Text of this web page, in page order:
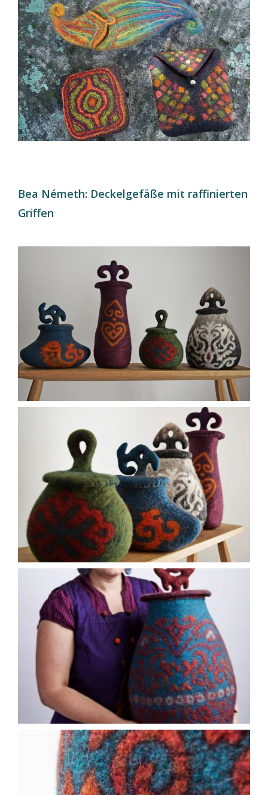
Bea Németh: Deckelgefäße mit raffinierten
Griffen